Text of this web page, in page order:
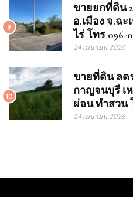
9
ขายยกที่ดิน
อ.เมือง จ.ฉะ
ไร่ โทร 096-
24 เมษายน 2026
10
ขายที่ดิน ลด
กาญจนบุรี เ
ผ่อน ทำสวน โ
24 เมษายน 2026